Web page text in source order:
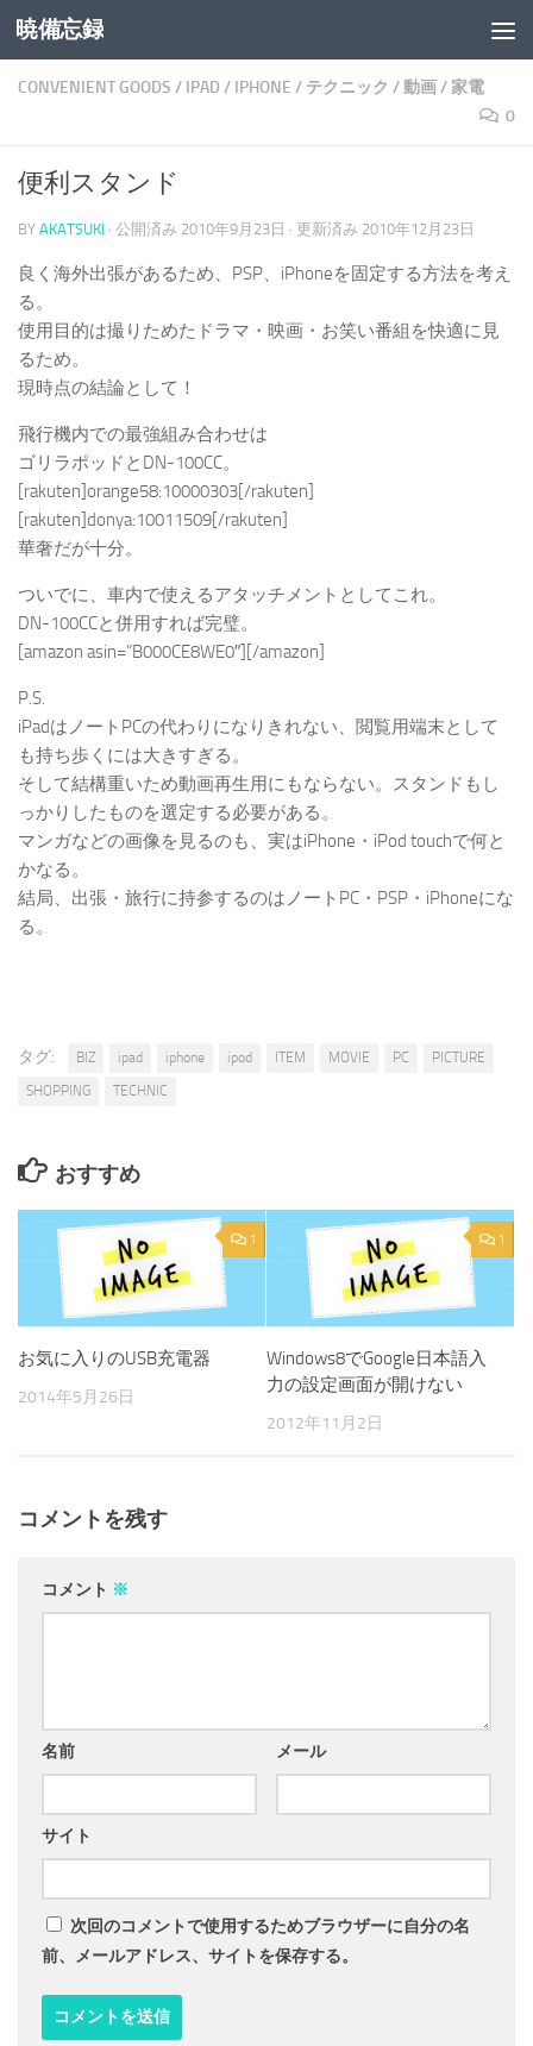
コンテンツへスキップ
暁備忘録
CONVENIENT GOODS / IPAD / IPHONE / テクニック /動画/ 家電
0
便利スタンド
BY AKATSUKI · 公開済み 2010年9月23日 · 更新済み 2010年12月23日
良く海外出張があるため、PSP、iPhoneを固定する方法を考え
る。
使用目的は撮りためたドラマ・映画・お笑い番組を快適に見
るため。
現時点の結論として！
飛行機内での最強組み合わせは
ゴリラポッドとDN-100CC。
[rakuten]orange58:10000303[/rakuten]
[rakuten]donya:10011509[/rakuten]
華奢だが十分。
ついでに、車内で使えるアタッチメントとしてこれ。
DN-100CCと併用すれば完璧。
[amazon asin=”B000CE8WE0″][/amazon]
P.S.
iPadはノートPCの代わりになりきれない、閲覧用端末として
も持ち歩くには大きすぎる。
そして結構重いため動画再生用にもならない。スタンドもし
っかりしたものを選定する必要がある。
マンガなどの画像を見るのも、実はiPhone・iPod touchで何と
かなる。
結局、出張・旅行に持参するのはノートPC・PSP・iPhoneにな
る。
タグ: BIZ ipad iphone ipod ITEM MOVIE PC
PICTURE
SHOPPING
TECHNIC
おすすめ
1
お気に入りのUSB充電器
2014年5月26日
1
Windows8でGoogle日本語入
力の設定画面が開けない
2012年11月2日
コメントを残す
コメント ※
名前 メール
サイト
次回のコメントで使用するためブラウザーに自分の名
前、メールアドレス、サイトを保存する。